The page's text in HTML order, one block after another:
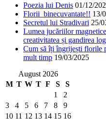
Poezia lui Denis 01/12/
Florii binecuvantate!! 13/
Secretul lui Stradivari 25/
Lumea jucăriilor
creativitatea și gandirea
Cum să îți îngrijești florile
mult timp 19/03/2025
August 2026
M T W T F S
S
1
2
3
4 5 6 7 8
9
10 11 12 13 14 15 16